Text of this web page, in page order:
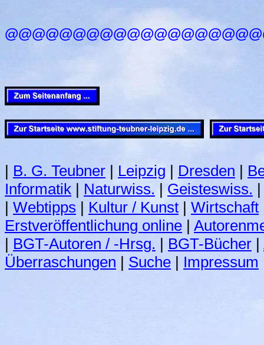
| B. G. Teubner | Leipzig | Dresden |
Informatik | Naturwiss. | Geisteswiss. |
| Webtipps | Kultur / Kunst | Wirtschaft
Erstveröffentlichung online |
| BGT-Autoren / -Hrsg. | BGT-Bücher |
Überraschungen | Suche | Impressum